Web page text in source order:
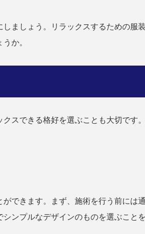
ましょう。リラックスするための服
か。
スできる格好を選ぶことも大切です
できます。まず、施術を行う前には
ンプルなデザインのものを選ぶこと